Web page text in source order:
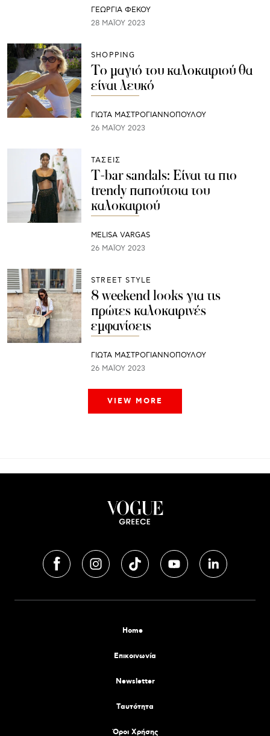
ΓΕΩΡΓΙΑ ΦΕΚΟΥ
28 ΜΑΪ́ΟΥ 2023
SHOPPING
Το μαγιό του καλοκαιριού θα
είναι λευκό
ΓΙΩΤΑ ΜΑΣΤΡΟΓΙΑΝΝΟΠΟΥΛΟΥ
26 ΜΑΪ́ΟΥ 2023
ΤΑΣΕΙΣ
Τ-bar sandals: Είναι τα πιο
trendy παπούτσια του
καλοκαιριού
MELISA VARGAS
26 ΜΑΪ́ΟΥ 2023
STREET STYLE
8 weekend looks για τις
πρώτες καλοκαιρινές
εμφανίσεις
ΓΙΩΤΑ ΜΑΣΤΡΟΓΙΑΝΝΟΠΟΥΛΟΥ
26 ΜΑΪ́ΟΥ 2023
VIEW MORE
Home
Επικοινωνία
Newsletter
Tαυτότητα
Όροι Χρήσης